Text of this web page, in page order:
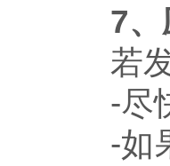
7、
若发
-尽快
-如果